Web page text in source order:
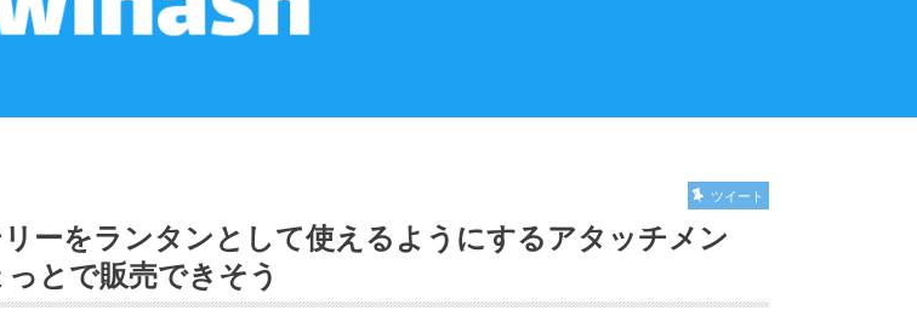
ツイート
ーをランタンとして使えるようにするアタッチメン
とで販売できそう